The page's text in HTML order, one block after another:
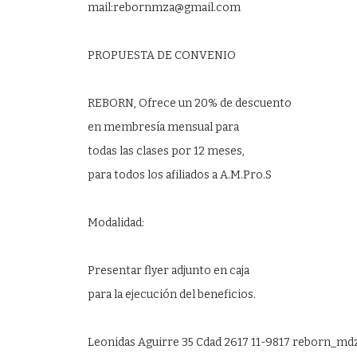
mail:rebornmza@gmail.com
PROPUESTA DE CONVENIO
REBORN, Ofrece un 20% de descuento
en membresía mensual para
todas las clases por 12 meses,
para todos los afiliados a A.M.Pro.S
Modalidad:
Presentar flyer adjunto en caja
para la ejecución del beneficios.
Leonidas Aguirre 35 Cdad 2617 11-9817